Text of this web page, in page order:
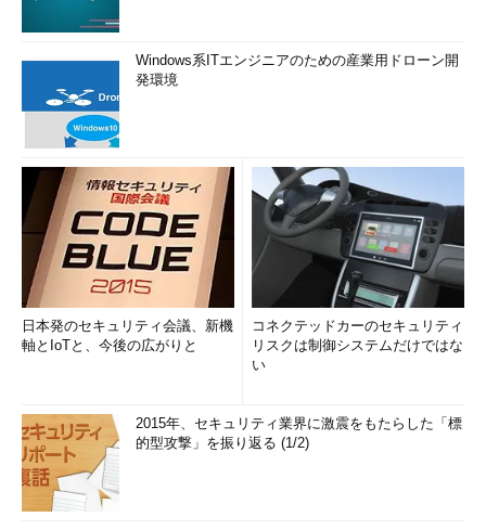
Windows系ITエンジニアのための産業用ドローン開
発環境
日本発のセキュリティ会議、新機
軸とIoTと、今後の広がりと
コネクテッドカーのセキュリティ
リスクは制御システムだけではな
い
2015年、セキュリティ業界に激震をもたらした「標
的型攻撃」を振り返る (1/2)